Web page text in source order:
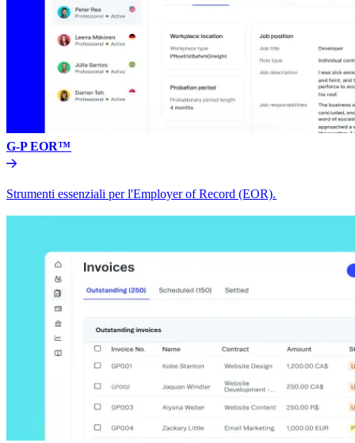
G-P EOR™​​
Strumenti essenziali per l'Employer of Record (EOR).​​